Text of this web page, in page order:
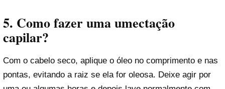
5. Como fazer uma umectação
capilar?
Com o cabelo seco, aplique o óleo no comprimento e nas
pontas, evitando a raiz se ela for oleosa. Deixe agir por